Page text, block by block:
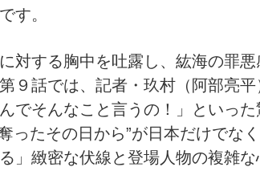
す。
対する胸中を吐露し、紘海の罪
９話では、記者・玖村（阿部亮
でそんなこと言うの！」といっ
ったその日から”が日本だけでな
」緻密な伏線と登場人物の複雑